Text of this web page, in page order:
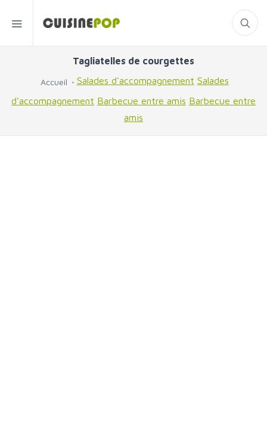
Tagliatelles de courgettes
Accueil Salades d'accompagnement Salades
d'accompagnement Barbecue entre amis Barbecue entre
amis